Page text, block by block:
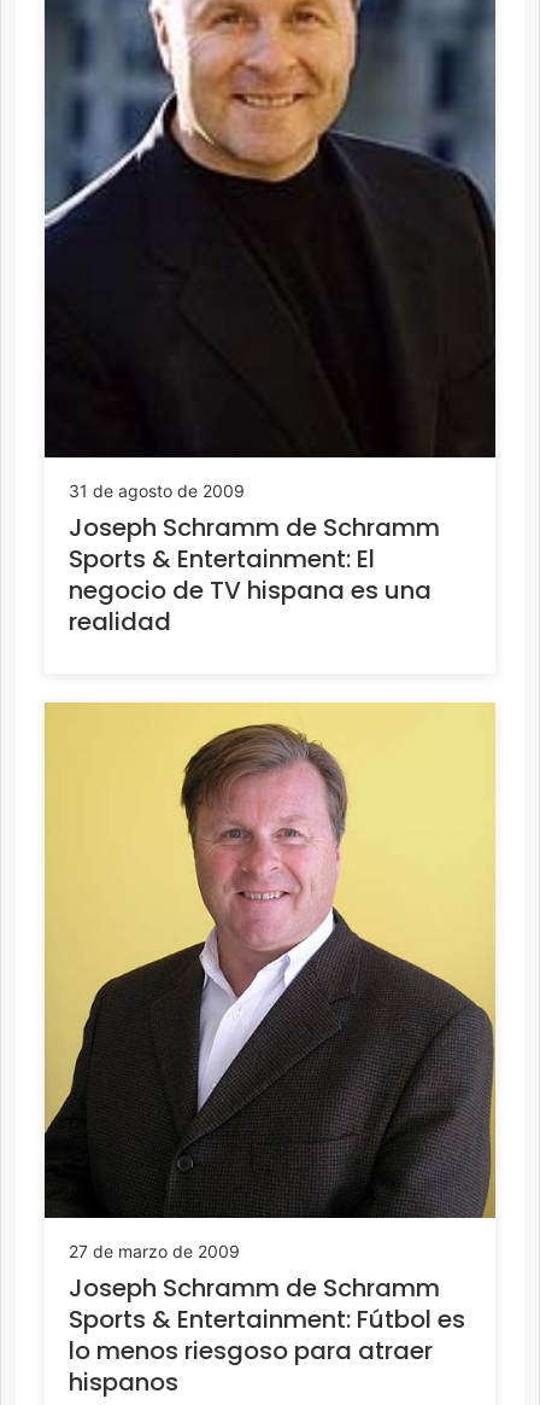
31 de agosto de 2009
Joseph Schramm de Schramm
Sports & Entertainment: El
negocio de TV hispana es una
realidad
27 de marzo de 2009
Joseph Schramm de Schramm
Sports & Entertainment: Fútbol es
lo menos riesgoso para atraer
hispanos